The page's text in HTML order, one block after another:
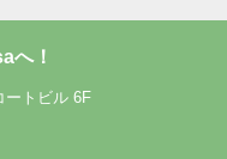
へ！
ートビル 6F